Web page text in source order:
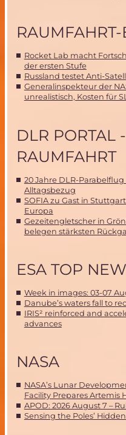
Rocket Lab macht
der ersten Stufe
Russland testet Anti-
Generalinspekteur der
unrealistisch, Kosten für
DLR PORTAL
RAUMFAHRT
20 Jahre DLR-
Alltagsbezug
SOFIA zu Gast in
Europa
Gezeitengletscher in
belegen stärksten
ESA TOP
Week in images: 03-07
Danube’s waters fall to
IRIS² reinforced and
advances
NASA
NASA’s Lunar
Facility Prepares Artemis
APOD: 2026 August 7 –
Sensing the Poles’